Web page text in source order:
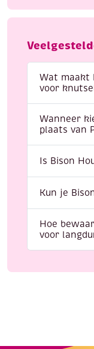
Wat maakt
voor
Wanneer
plaats van
Is Bison
Kun je
Hoe
voor